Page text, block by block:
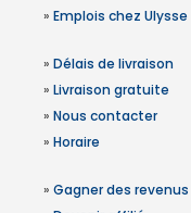
» Emplois chez Ulysse
» Délais de livraison
» Livraison gratuite
» Nous contacter
» Horaire
» Gagner des